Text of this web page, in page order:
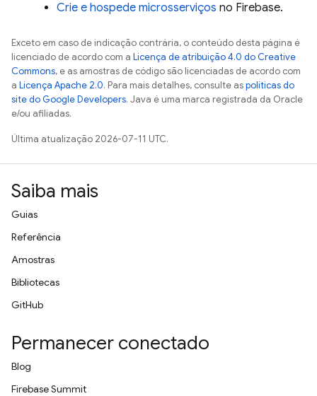
Crie e hospede microsserviços no Firebase.
Exceto em caso de indicação contrária, o conteúdo desta página é
licenciado de acordo com a Licença de atribuição 4.0 do Creative
Commons, e as amostras de código são licenciadas de acordo com
a Licença Apache 2.0. Para mais detalhes, consulte aspolíticas do
site do Google Developers. Java é uma marca registrada da Oracle
e/ou afiliadas.
Última atualização 2026-07-11 UTC.
Saiba mais
Guias
Referência
Amostras
Bibliotecas
GitHub
Permanecer conectado
Blog
Firebase Summit